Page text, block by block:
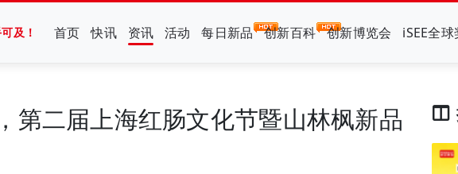
及！ 首页 快讯 资讯 活动 每日新品 创新百科 创新博览会 iSEE全球
第二届上海红肠文化节暨山林枫新品